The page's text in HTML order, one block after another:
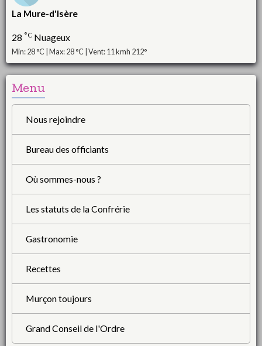
La Mure-d'Isère
28 °C Nuageux
Min: 28 °C | Max: 28 °C | Vent: 11 kmh 212°
Menu
Nous rejoindre
Bureau des officiants
Où sommes-nous ?
Les statuts de la Confrérie
Gastronomie
Recettes
Murçon toujours
Grand Conseil de l'Ordre